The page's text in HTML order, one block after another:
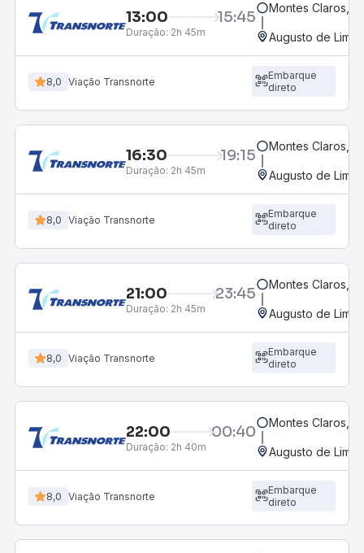
13:00 15:45
Duração: 2h 45m
Montes Claros,
Augusto de Lima,
8,0 Viação Transnorte
Embarque
direto
16:30 19:15
Duração: 2h 45m
Montes Claros,
Augusto de Lima,
8,0 Viação Transnorte
Embarque
direto
21:00 23:45
Duração: 2h 45m
Montes Claros,
Augusto de Lima,
8,0 Viação Transnorte
Embarque
direto
22:00 00:40
Duração: 2h 40m
Montes Claros,
Augusto de Lima,
8,0 Viação Transnorte
Embarque
direto